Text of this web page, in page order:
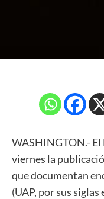
WASHINGTON.-
viernes la
que documentan
(UAP, por sus